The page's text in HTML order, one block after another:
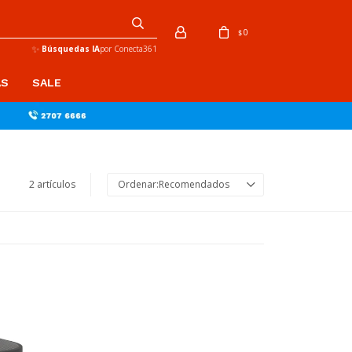
SALE
✨ Búsquedas IApor Conecta361
$0
2 artículos Recomendados